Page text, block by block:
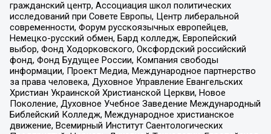
гражданский центр, Ассоциация школ политических
исследований при Совете Европы, Центр либеральной
современности, Форум русскоязычных европейцев,
Немецко-русский обмен, Бард колледж, Европейский
выбор, Фонд Ходорковского, Оксфордский российский
фонд, Фонд Будущее России, Компания свободы
информации, Проект Медиа, Международное партнерство
за права человека, Духовное Управление Евангельских
Христиан Украинской Христианской Церкви, Новое
Поколение, Духовное Учебное Заведение Международный
Библейский Колледж, Международное христианское
движение, Всемирный Институт Саентологических